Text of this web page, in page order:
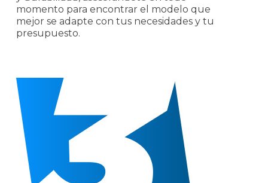
momento para encontrar el modelo que
mejor se adapte con tus necesidades y tu
presupuesto.